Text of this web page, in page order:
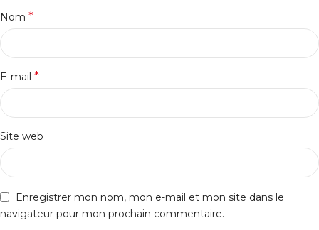
Nom *
E-mail *
Site web
Enregistrer mon nom, mon e-mail et mon site dans le
navigateur pour mon prochain commentaire.